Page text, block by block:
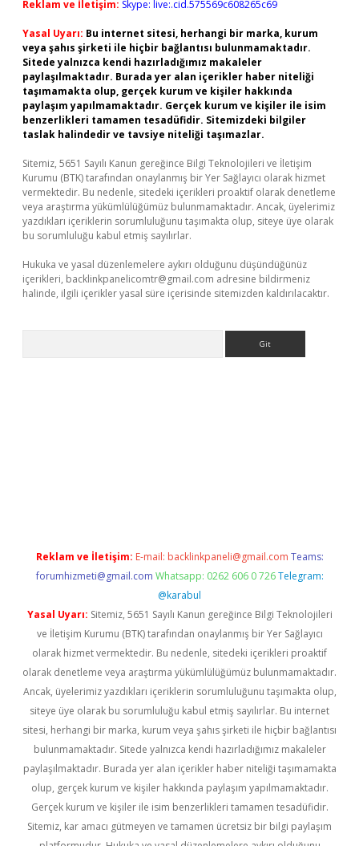
Reklam ve İletişim: Skype: live:.cid.575569c608265c69
Yasal Uyarı: Bu internet sitesi, herhangi bir marka, kurum
veya şahıs şirketi ile hiçbir bağlantısı bulunmamaktadır.
Sitede yalnızca kendi hazırladığımız makaleler
paylaşılmaktadır. Burada yer alan içerikler haber niteliği
taşımamakta olup, gerçek kurum ve kişiler hakkında
paylaşım yapılmamaktadır. Gerçek kurum ve kişiler ile isim
benzerlikleri tamamen tesadüfidir. Sitemizdeki bilgiler
taslak halindedir ve tavsiye niteliği taşımazlar.
Sitemiz, 5651 Sayılı Kanun gereğince Bilgi Teknolojileri ve İletişim
Kurumu (BTK) tarafından onaylanmış bir Yer Sağlayıcı olarak hizmet
vermektedir. Bu nedenle, sitedeki içerikleri proaktif olarak denetleme
veya araştırma yükümlülüğümüz bulunmamaktadır. Ancak, üyelerimiz
yazdıkları içeriklerin sorumluluğunu taşımakta olup, siteye üye olarak
bu sorumluluğu kabul etmiş sayılırlar.
Hukuka ve yasal düzenlemelere aykırı olduğunu düşündüğünüz
içerikleri, backlinkpanelicomtr@gmail.com adresine bildirmeniz
halinde, ilgili içerikler yasal süre içerisinde sitemizden kaldırılacaktır.
Reklam ve İletişim: E-mail: backlinkpaneli@gmail.com Teams:
forumhizmeti@gmail.com Whatsapp: 0262 606 0 726 Telegram:
@karabul
Yasal Uyarı: Sitemiz, 5651 Sayılı Kanun gereğince Bilgi Teknolojileri
ve İletişim Kurumu (BTK) tarafından onaylanmış bir Yer Sağlayıcı
olarak hizmet vermektedir. Bu nedenle, sitedeki içerikleri proaktif
olarak denetleme veya araştırma yükümlülüğümüz bulunmamaktadır.
Ancak, üyelerimiz yazdıkları içeriklerin sorumluluğunu taşımakta olup,
siteye üye olarak bu sorumluluğu kabul etmiş sayılırlar. Bu internet
sitesi, herhangi bir marka, kurum veya şahıs şirketi ile hiçbir bağlantısı
bulunmamaktadır. Sitede yalnızca kendi hazırladığımız makaleler
paylaşılmaktadır. Burada yer alan içerikler haber niteliği taşımamakta
olup, gerçek kurum ve kişiler hakkında paylaşım yapılmamaktadır.
Gerçek kurum ve kişiler ile isim benzerlikleri tamamen tesadüfidir.
Sitemiz, kar amacı gütmeyen ve tamamen ücretsiz bir bilgi paylaşım